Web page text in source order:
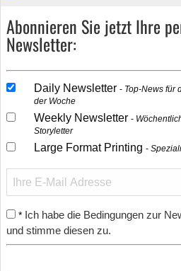
Abonnieren Sie jetzt Ihre
Newsletter:
Daily Newsletter
Top-News für
der Woche
Weekly Newsletter
Storyletter
Large Format Printing
* Ich habe die Bedingungen zur
und stimme diesen zu.